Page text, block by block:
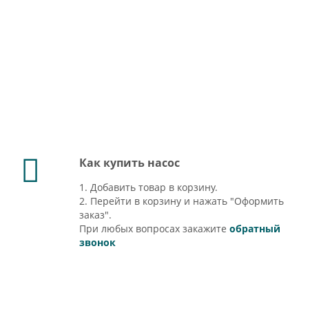
Как купить насос
1. Добавить товар в корзину.
2. Перейти в корзину и нажать "Оформить
заказ".
При любых вопросах закажитеобратный
звонок